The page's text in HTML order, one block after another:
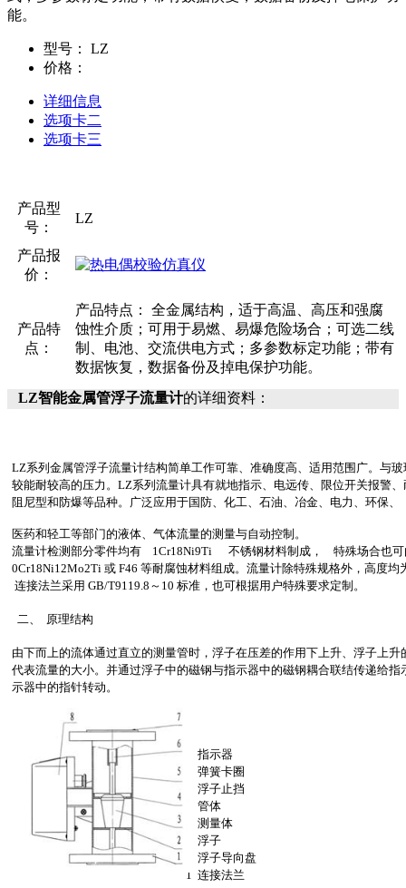
能。
型号：
LZ
价格：
详细信息
选项卡二
选项卡三
产品型
号：
LZ
产品报
价：
产品特
点：
产品特点： 全金属结构，适于高温、高压和强腐
蚀性介质；可用于易燃、易爆危险场合；可选二线
制、电池、交流供电方式；多参数标定功能；带有
数据恢复，数据备份及掉电保护功能。
LZ智能金属管浮子流量计的详细资料：
LZ系列金属管浮子流量计结构简单工作可靠、准确度高、适用范围广。与
较能耐较高的压力。LZ系列流量计具有就地指示、电远传、限位开关报警
阻尼型和防爆等品种。广泛应用于国防、化工、石油、冶金、电力、环保、
医药和轻工等部门的液体、气体流量的测量与自动控制。
流量计检测部分零件均有 1Cr18Ni9Ti 不锈钢材料制成， 特殊场合也可
0Cr18Ni12Mo2Ti 或 F46 等耐腐蚀材料组成。流量计除特殊规格外，高度均
连接法兰采用 GB/T9119.8～10 标准，也可根据用户特殊要求定制。
二、 原理结构
由下而上的流体通过直立的测量管时，浮子在压差的作用下上升、浮子上升
代表流量的大小。并通过浮子中的磁钢与指示器中的磁钢耦合联结传递给指
示器中的指针转动。
8 指示器
7 弹簧卡圈
6 浮子止挡
5 管体
4 测量体
3 浮子
2 浮子导向盘
1 连接法兰